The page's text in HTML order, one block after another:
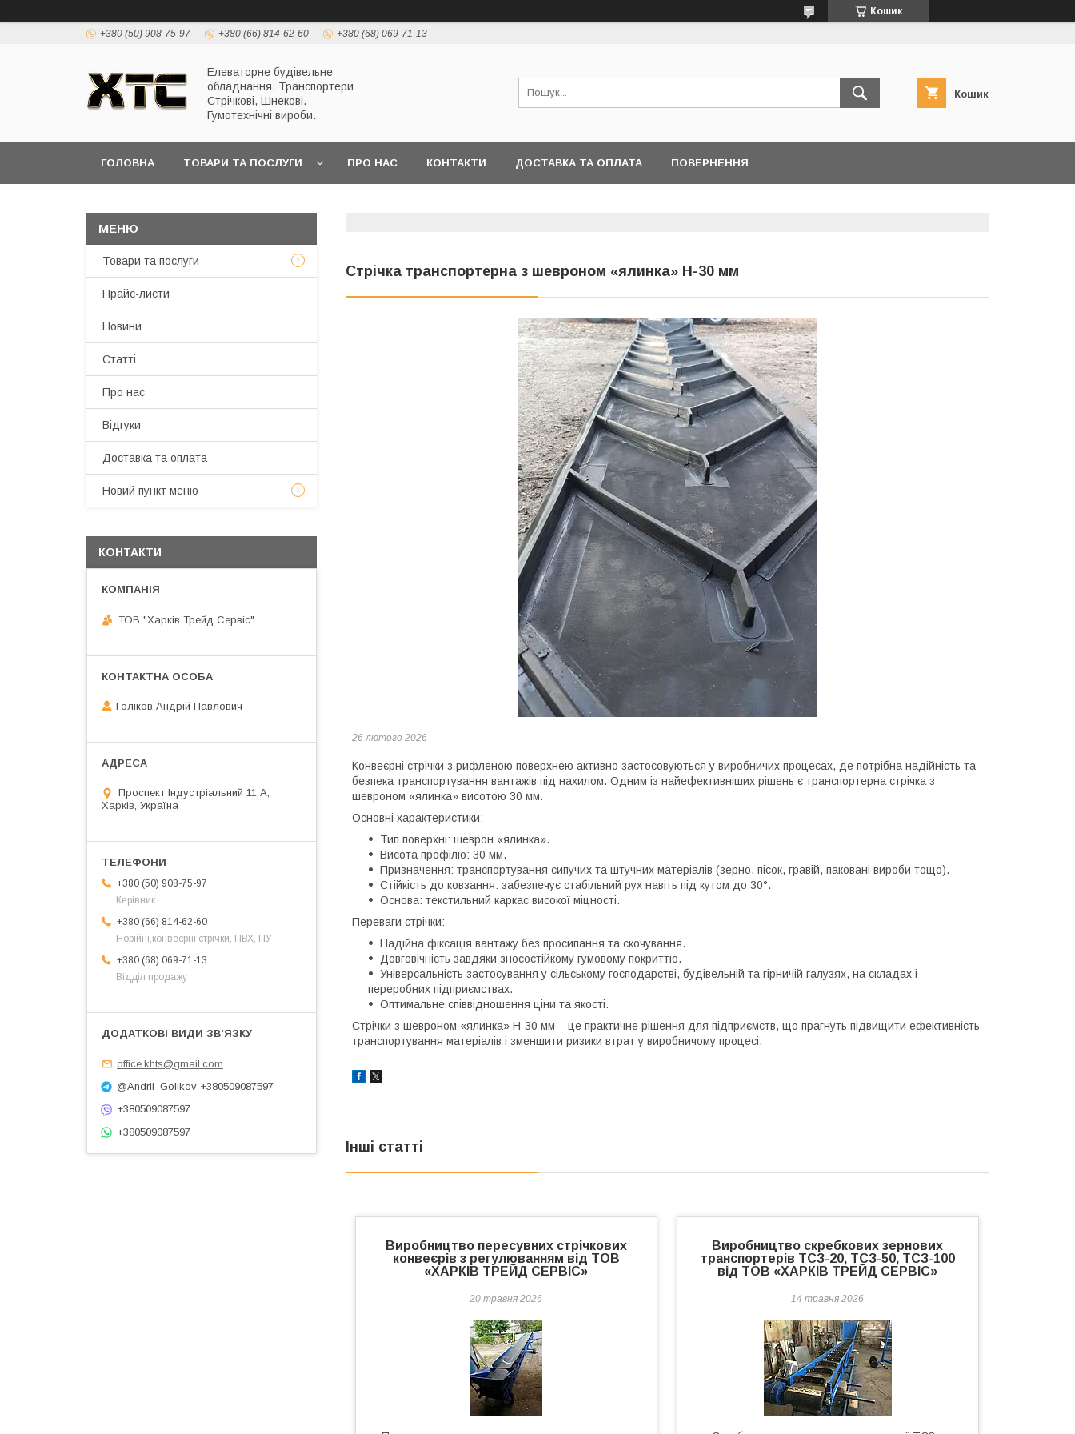
Кошик
+380 (50) 908-75-97 +380 (66) 814-62-60 +380 (68) 069-71-13
Елеваторне будівельне
обладнання. Транспортери
Стрічкові, Шнекові.
Гумотехнічні вироби.
Кошик
ГОЛОВНА ТОВАРИ ТА ПОСЛУГИ ПРО НАС КОНТАКТИ ДОСТАВКА ТА ОПЛАТА ПОВЕРНЕННЯ
Стрічка транспортерна з шевроном «ялинка» Н-30 мм
26 лютого 2026
Конвеєрні стрічки з рифленою поверхнею активно застосовуються у виробничих процесах, де потрібна надійність та
безпека транспортування вантажів під нахилом. Одним із найефективніших рішень є транспортерна стрічка з
шевроном «ялинка» висотою 30 мм.
Основні характеристики:
Тип поверхні: шеврон «ялинка».
Висота профілю: 30 мм.
Призначення: транспортування сипучих та штучних матеріалів (зерно, пісок, гравій, паковані вироби тощо).
Стійкість до ковзання: забезпечує стабільний рух навіть під кутом до 30°.
Основа: текстильний каркас високої міцності.
Переваги стрічки:
Надійна фіксація вантажу без просипання та скочування.
Довговічність завдяки зносостійкому гумовому покриттю.
Універсальність застосування у сільському господарстві, будівельній та гірничій галузях, на складах і
переробних підприємствах.
Оптимальне співвідношення ціни та якості.
Стрічки з шевроном «ялинка» Н-30 мм – це практичне рішення для підприємств, що прагнуть підвищити ефективність
транспортування матеріалів і зменшити ризики втрат у виробничому процесі.
Інші статті
Виробництво пересувних стрічкових
конвеєрів з регулюванням від ТОВ
«ХАРКІВ ТРЕЙД СЕРВІС»
20 травня 2026
Виробництво скребкових зернових
транспортерів ТСЗ-20, ТСЗ-50, ТСЗ-100
від ТОВ «ХАРКІВ ТРЕЙД СЕРВІС»
14 травня 2026
Товари та послуги
Прайс-листи
Новини
Статті
Про нас
Відгуки
Доставка та оплата
Новий пункт меню
КОНТАКТИ
ТОВ "Харків Трейд Сервіс"
Голіков Андрій Павлович
Проспект Індустріальний 11 А,
Харків, Україна
+380 (50) 908-75-97
Керівник
+380 (66) 814-62-60
Норійні,конвеєрні стрічки, ПВХ, ПУ
+380 (68) 069-71-13
Відділ продажу
office.khts@gmail.com
@Andrii_Golikov +380509087597
+380509087597
+380509087597